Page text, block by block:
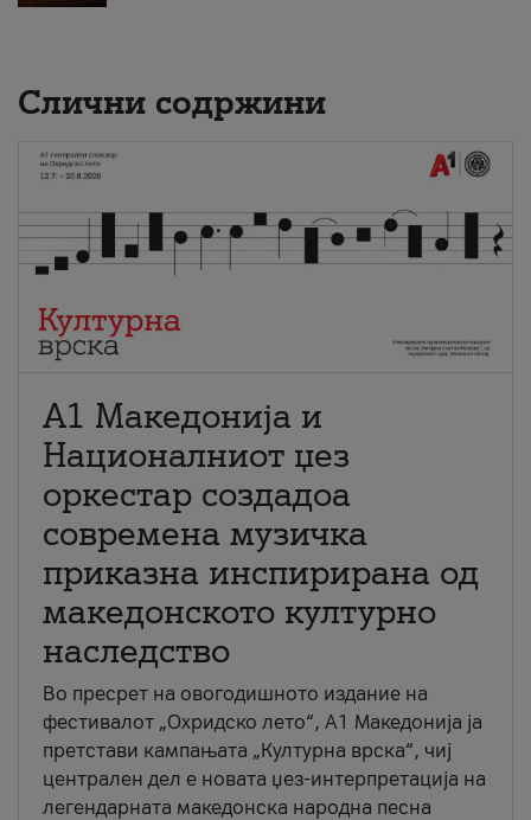
Слични содржини
А1 Македонија и
Националниот џез
оркестар создадоа
современа музичка
приказна инспирирана од
македонското културно
наследство
Во пресрет на овогодишното издание на
фестивалот „Охридско лето“, А1 Македонија ја
претстави кампањата „Културна врска“, чиј
централен дел е новата џез-интерпретација на
легендарната македонска народна песна